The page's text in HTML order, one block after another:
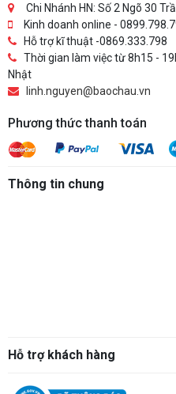
Chi Nhánh HN: Số 2 Ngõ 30
Kinh doanh online -
Hỗ trợ kĩ thuật -0869.333.798
Thời gian làm việc từ 8h15 -
Nhật
linh.nguyen@baochau.vn
Phương thức thanh toán
Thông tin chung
Hỗ trợ khách hàng